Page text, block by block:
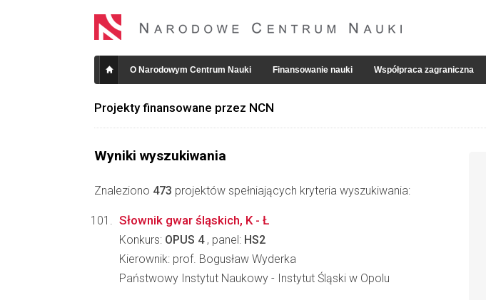
O Narodowym Centrum Nauki Finansowanie nauki Współpraca zagraniczna
Projekty finansowane przez NCN
Wyniki wyszukiwania
Znaleziono 473 projektów spełniających kryteria wyszukiwania:
Słownik gwar śląskich, K - Ł
Konkurs: OPUS 4, panel: HS2
Kierownik: prof. Bogusław Wyderka
Państwowy Instytut Naukowy - Instytut Śląski w Opolu